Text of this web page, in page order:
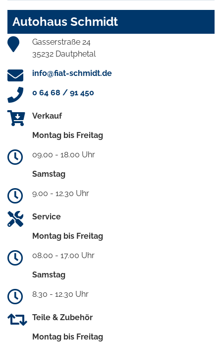
Autohaus Schmidt
Gasserstraße 24
35232 Dautphetal
info@fiat-schmidt.de
0 64 68 / 91 450
Verkauf
Montag bis Freitag
09.00 - 18.00 Uhr
Samstag
9.00 - 12.30 Uhr
Service
Montag bis Freitag
08.00 - 17.00 Uhr
Samstag
8.30 - 12.30 Uhr
Teile & Zubehör
Montag bis Freitag